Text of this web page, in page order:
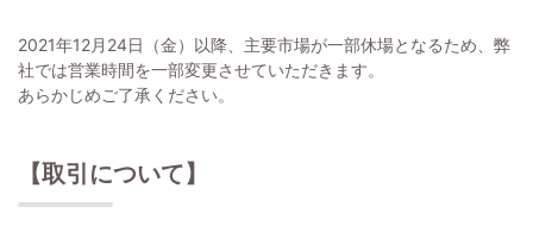
2021年12月24日（金）以降、主要市場が一部休場となるため、弊
社では営業時間を一部変更させていただきます。
あらかじめご了承ください。
【取引について】